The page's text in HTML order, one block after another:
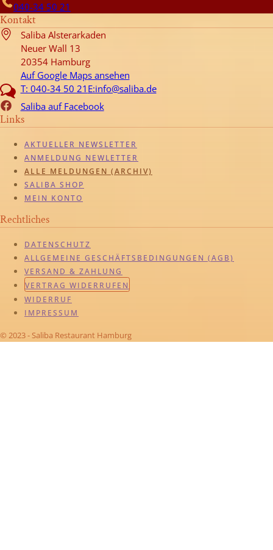
040-34 50 21
Kontakt
Saliba Alsterarkaden
Neuer Wall 13
20354 Hamburg
Auf Google Maps ansehen
T: 040-34 50 21 E:info@saliba.de
Saliba auf Facebook
Links
AKTUELLER NEWSLETTER
ANMELDUNG NEWLETTER
ALLE MELDUNGEN (ARCHIV)
SALIBA SHOP
MEIN KONTO
Rechtliches
DATENSCHUTZ
ALLGEMEINE GESCHÄFTSBEDINGUNGEN (AGB)
VERSAND & ZAHLUNG
VERTRAG WIDERRUFEN
WIDERRUF
IMPRESSUM
© 2023 - Saliba Restaurant Hamburg